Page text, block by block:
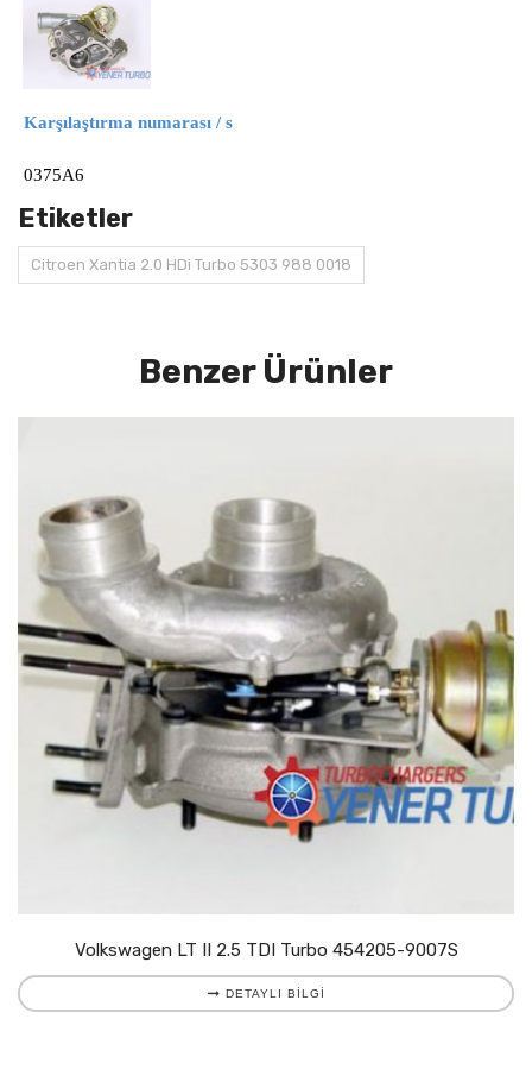
Karşılaştırma numarası / s
0375A6
Etiketler
Citroen Xantia 2.0 HDi Turbo 5303 988 0018
Benzer Ürünler
Volkswagen LT II 2.5 TDI Turbo 454205-9007S
DETAYLI BILGI